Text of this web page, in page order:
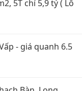
5T chỉ 5,9 tỷ ( Lô
- giá quanh 6.5